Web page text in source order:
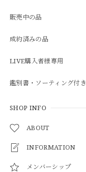
販売中の品
成約済みの品
LIVE購入者様専用
鑑別書・ソーティング付き
SHOP INFO
ABOUT
INFORMATION
メンバーシップ